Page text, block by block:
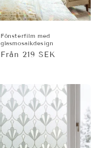
Fönsterfilm med
glasmosaikdesign
Ordinarie
Från 219 SEK